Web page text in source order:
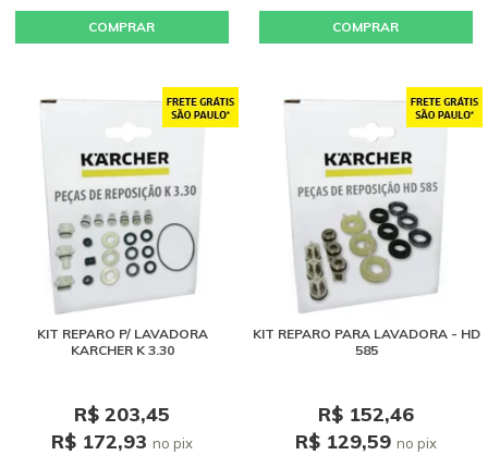
COMPRAR COMPRAR
KIT REPARO P/ LAVADORA
KARCHER K 3.30
R$ 203,45
R$ 172,93 no pix
KIT REPARO PARA LAVADORA - HD
585
R$ 152,46
R$ 129,59 no pix